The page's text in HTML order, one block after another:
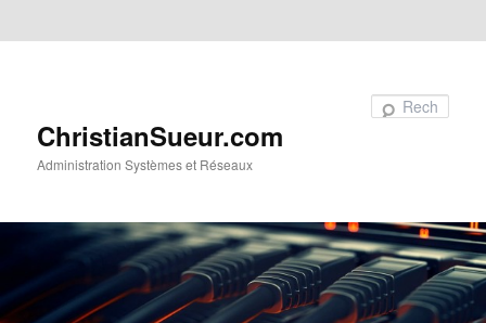
ChristianSueur.com
Administration Systèmes et Réseaux